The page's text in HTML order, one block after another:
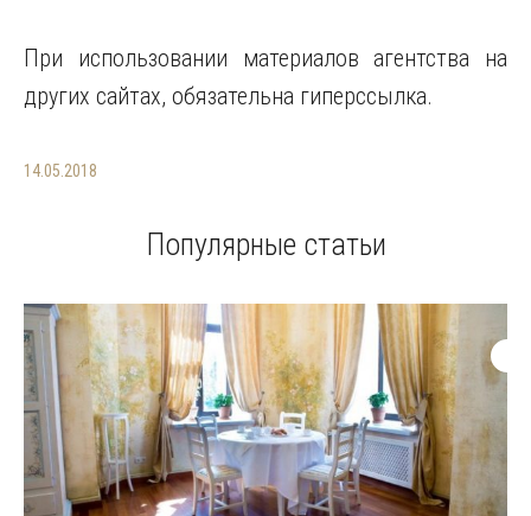
При использовании материалов агентства на
других сайтах, обязательна гиперссылка.
14.05.2018
Популярные статьи